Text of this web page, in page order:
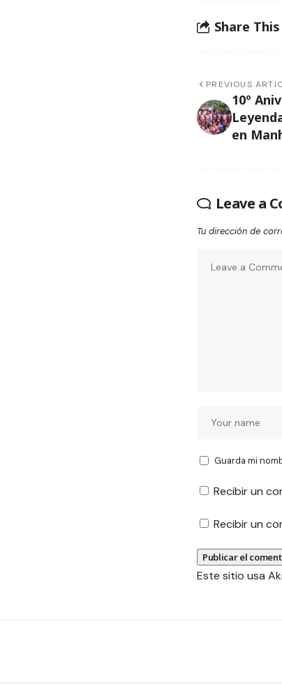
Share
PREVIOUS
10º
en
Leave a
Tu dirección de
Guarda mi
Recibir un
Recibir un
Este sitio usa